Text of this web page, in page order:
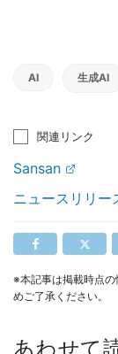
AI 生成AI
関連リンク
Sansan
ニュースリリー
※本記事は掲載時点
めご了承ください。
あわせて